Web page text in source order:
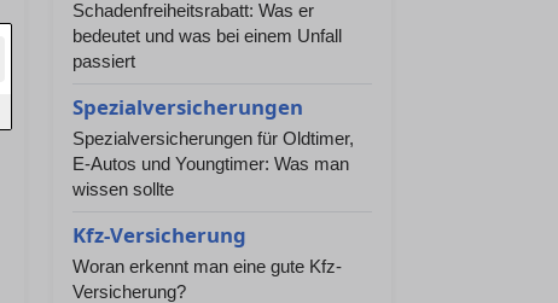
Schadenfreiheitsrabatt: Was er
bedeutet und was bei einem Unfall
passiert
Spezialversicherungen
Spezialversicherungen für Oldtimer,
E-Autos und Youngtimer: Was man
wissen sollte
Kfz-Versicherung
Woran erkennt man eine gute Kfz-
Versicherung?